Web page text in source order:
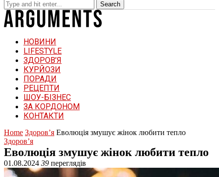
Search
НОВИНИ
LIFESTYLE
ЗДОРОВ’Я
КУРЙОЗИ
ПОРАДИ
РЕЦЕПТИ
ШОУ-БІЗНЕС
ЗА КОРДОНОМ
КОНТАКТИ
Home Здоров’я Еволюція змушує жінок любити тепло
Здоров’я
Еволюція змушує жінок любити тепло
01.08.2024 39 переглядів